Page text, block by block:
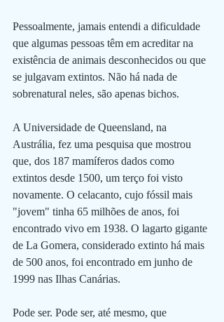
Pessoalmente, jamais entendi a dificuldade
que algumas pessoas têm em acreditar na
existência de animais desconhecidos ou que
se julgavam extintos. Não há nada de
sobrenatural neles, são apenas bichos.
A Universidade de Queensland, na
Austrália, fez uma pesquisa que mostrou
que, dos 187 mamíferos dados como
extintos desde 1500, um terço foi visto
novamente. O celacanto, cujo fóssil mais
"jovem" tinha 65 milhões de anos, foi
encontrado vivo em 1938. O lagarto gigante
de La Gomera, considerado extinto há mais
de 500 anos, foi encontrado em junho de
1999 nas Ilhas Canárias.
Pode ser. Pode ser, até mesmo, que